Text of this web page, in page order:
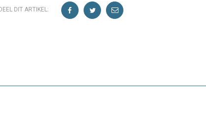
DEEL DIT ARTIKEL: